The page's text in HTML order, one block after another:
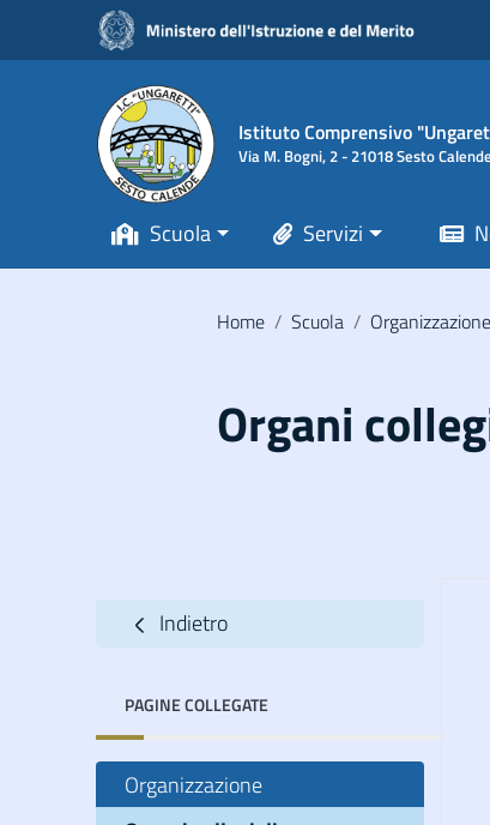
Vai ai contenuti
Vai al menu di navigazione
Vai al footer
Istituto Comprensivo
Via M. Bogni, 2 - 21018 Sesto
Scuola Servizi
Home / Scuola / Organizzazione
Organi
Indietro
PAGINE COLLEGATE
Organizzazione